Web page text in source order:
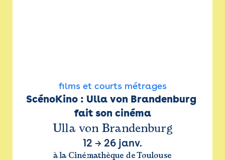
films et courts métrages
ScénoKino : Ulla von Brandenburg
fait son cinéma
Ulla von Brandenburg
12 → 26 janv.
à la Cinémathèque de Toulouse